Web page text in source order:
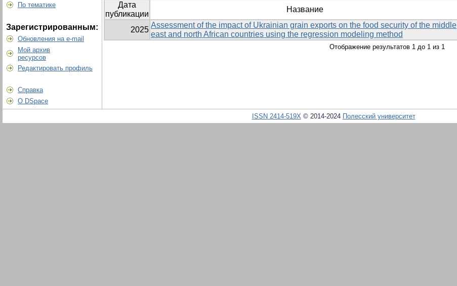
По тематике
Зарегистрированным:
Обновления на e-mail
Мой архив
ресурсов
Редактировать профиль
Справка
О DSpace
Дата
публикации
Название
2025
Assessment of the impact of Ukrainian grain exports on the food security of the middle
east and north African countries using the regression modeling method
Отображение результатов 1 до 1 из 1
ISSN 2414-519X© 2014-2024 Полесский университет